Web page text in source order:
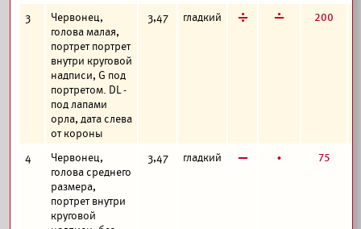
3
Червонец,
голова малая,
портрет портрет
внутри круговой
надписи, G под
портретом. DL -
под лапами
орла, дата слева
от короны
3,47 гладкий д г 200
4
Червонец,
голова среднего
размера,
портрет внутри
круговой
3,47 гладкий в б 75